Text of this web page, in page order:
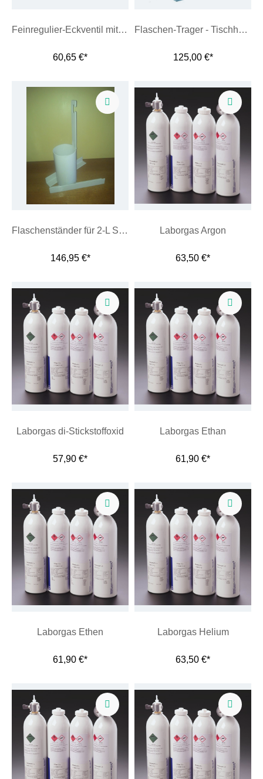
Feinregulier-Eckventil mit Schlauchtülle
60,65 €*
Flaschen-Trager - Tischhalterung für Gasflaschen
125,00 €*
Flaschenständer für 2-L Stahlflasche
146,95 €*
Laborgas Argon
63,50 €*
Laborgas di-Stickstoffoxid
57,90 €*
Laborgas Ethan
61,90 €*
Laborgas Ethen
61,90 €*
Laborgas Helium
63,50 €*